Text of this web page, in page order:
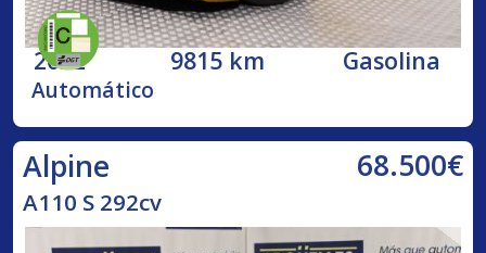
2022 9815 km Gasolina
Automático
Alpine 68.500€
A110 S 292cv